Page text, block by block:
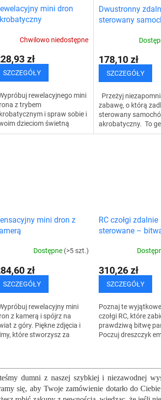
mini dron
Chwilowo niedostępne
zł
SZCZEGÓŁY
rewelacyjnego mini
z trybem
i spraw sobie i
dzieciom świetną
Wspaniałe akrobacje,
Dwustronny
sterowany
178,10 zł
SZCZEGÓŁY
Przeżyj
zabawę, o którą
sterowany
akrobatyczny. To
sposób na pozbycie
mini dron z
Dostępne (>5 szt.)
zł
SZCZEGÓŁY
rewelacyjny mini
z kamerą i spójrz na
z góry. Piękne zdjęcia i
które stworzysz za
RC czołgi zdalnie
sterowane –
310,26 zł
SZCZEGÓŁY
Poznaj te
czołgi RC, które
prawdziwą bitwę
Poczuj dreszczyk
dumni z naszej szybkiej i niezawodnej
się, aby Twoje zamówienie dotarło do